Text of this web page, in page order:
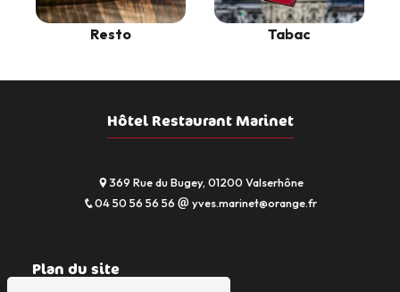
Resto Tabac
Hôtel Restaurant Marinet
369 Rue du Bugey, 01200 Valserhône
04 50 56 56 56
yves.marinet@orange.fr
Plan du site